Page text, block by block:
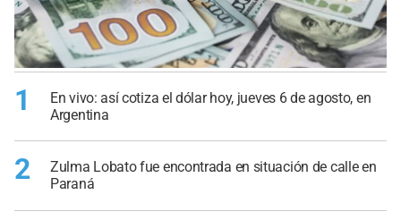
1
En vivo: así cotiza el dólar hoy, jueves 6 de agosto, en
Argentina
2
Zulma Lobato fue encontrada en situación de calle en
Paraná